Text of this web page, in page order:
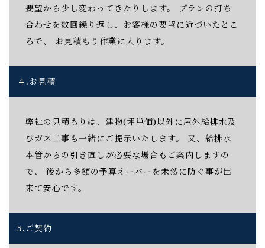
要望から少し変わってきたりします。 プランの打ち
合わせを数回繰り返し、お客様の要望に近づいたとこ
ろで、 お見積もり作業に入ります。
４.お見積
弊社の見積もりは、建物(坪単価)以外に屋外給排水及
びガス工事も一緒にご提示いたします。 又、給排水
本管からの引き直しが必要な場合もご案内しますの
で、 後から多額の予算オーバーを未然に防ぐ事が出
来て安心です。
5. ご契約